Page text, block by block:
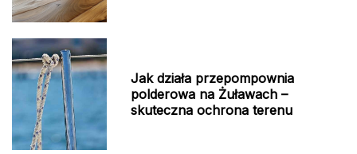
Jak działa przepompownia
polderowa na Żuławach –
skuteczna ochrona terenu